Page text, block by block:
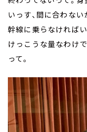
いっす、間に合わな
幹線に乗らなければ
けっこうな量なわけ
って。